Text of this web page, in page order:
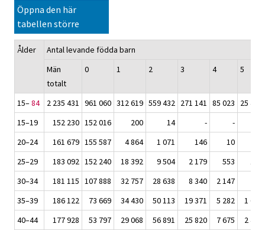
Öppna den här
tabellen större
Ålder
Antal levande födda barn
Män
totalt
0 1 2 3 4 5
15–84 2 235 431 961 060 312 619 559 432 271 141 85 023
25 402
15–19
152 230 152 016 200 14 - -
20–24
161 679 155 587 4 864 1 071 146 10
25–29
183 092 152 240 18 392 9 504 2 179 553
162
30–34
181 115 107 888 32 757 28 638 8 340 2 147
35–39
186 122 73 669 34 430 50 113 19 371 5 282
1 624
40–44
177 928 53 797 29 068 56 891 25 820 7 675
2 415